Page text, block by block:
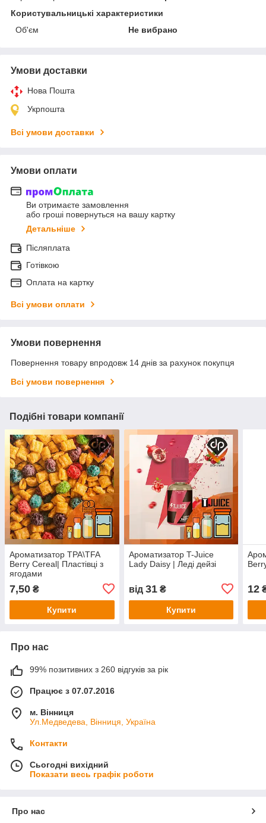
Користувальницькі характеристики
Об'єм
Не вибрано
Умови доставки
Нова Пошта
Укрпошта
Всі умови доставки
Умови оплати
Ви отримаєте замовлення
або гроші повернуться на вашу картку
Детальніше
Післяплата
Готівкою
Оплата на картку
Всі умови оплати
Умови повернення
Повернення товару впродовж 14 днів за рахунок покупця
Всі умови повернення
Подібні товари компанії
Ароматизатор TPA\TFA
Berry Cereal| Пластівці з
ягодами
7,50 ₴
Купити
Ароматизатор T-Juice
Lady Daisy | Леді дейзі
від 31₴
Купити
12
Про нас
99% позитивних з 260 відгуків за рік
Працює з 07.07.2016
м. Вінниця
Ул.Медведева, Вінниця, Україна
Контакти
Сьогодні вихідний
Показати весь графік роботи
Про нас